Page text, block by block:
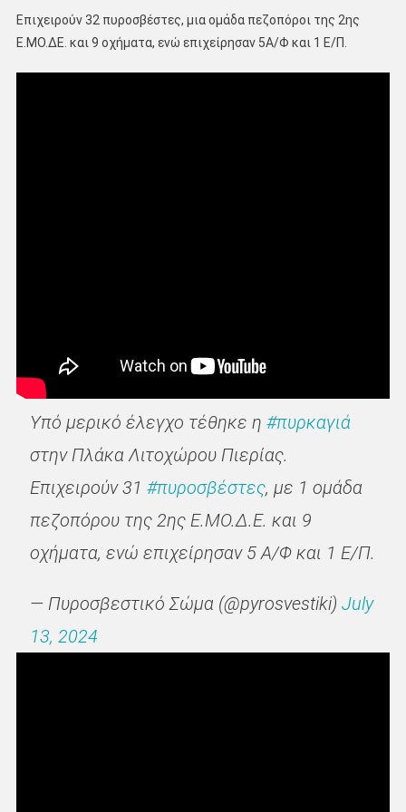
Επιχειρούν 32 πυροσβέστες, μια ομάδα πεζοπόροι της 2ης
Ε.ΜΟ.ΔΕ. και 9 οχήματα, ενώ επιχείρησαν 5Α/Φ και 1 Ε/Π.
Υπό μερικό έλεγχο τέθηκε η #πυρκαγιά
στην Πλάκα Λιτοχώρου Πιερίας.
Επιχειρούν 31 #πυροσβέστες, με 1 ομάδα
πεζοπόρου της 2ης Ε.ΜΟ.Δ.Ε. και 9
οχήματα, ενώ επιχείρησαν 5 Α/Φ και 1 Ε/Π.
— Πυροσβεστικό Σώμα (@pyrosvestiki) July
13, 2024